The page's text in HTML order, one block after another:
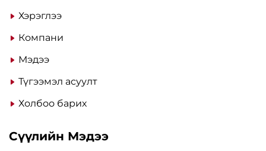
Хэрэглээ
Компани
Мэдээ
Түгээмэл асуулт
Холбоо барих
Сүүлийн Мэдээ